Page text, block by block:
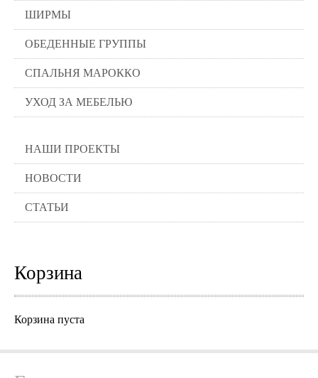
ШИРМЫ
ОБЕДЕННЫЕ ГРУППЫ
СПАЛЬНЯ МАРОККО
УХОД ЗА МЕБЕЛЬЮ
НАШИ ПРОЕКТЫ
НОВОСТИ
СТАТЬИ
Корзина
Корзина пуста